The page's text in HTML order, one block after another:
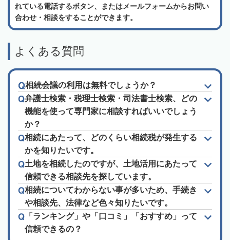
れている電話するボタン、またはメールフォームからお問い
合わせ・相談をすることができます。
よくある質問
相続会議の利用は無料でしょうか？
弁護士検索・税理士検索・司法書士検索、どの
機能を使って専門家に相談すればいいでしょう
か？
相続にあたって、どのくらい相続税が発生する
かを知りたいです。
土地を相続したのですが、土地活用にあたって
信頼できる相談先を探しています。
相続についてわからない事が多いため、手続き
や相談先、法律など色々知りたいです。
「ランキング」や「口コミ」「おすすめ」って
信頼できるの？